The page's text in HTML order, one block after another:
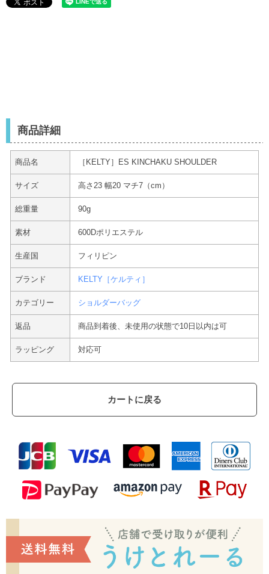
商品詳細
商品名 ［KELTY］ES KINCHAKU SHOULDER
サイズ 高さ23 幅20 マチ7（cm）
総重量 90g
素材 600Dポリエステル
生産国 フィリピン
ブランド KELTY［ケルティ］
カテゴリー ショルダーバッグ
返品 商品到着後、未使用の状態で10日以内は可
ラッピング 対応可
カートに戻る